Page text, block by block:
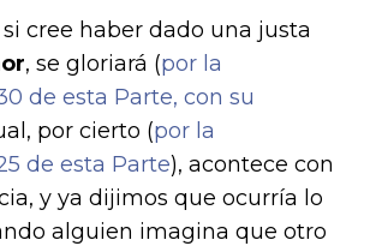
si cree haber dado una justa
, se gloriará (por la
de esta Parte, con su
por cierto (por la
de esta Parte), acontece con
y ya dijimos que ocurría lo
alguien imagina que otro